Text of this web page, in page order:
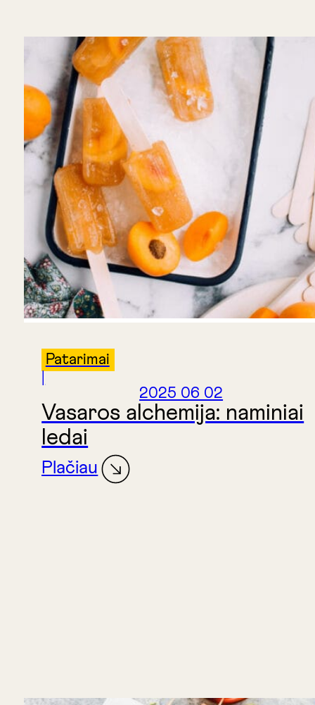
Patarimai
2025 06 02
Vasaros alchemija: naminiai
ledai
Plačiau